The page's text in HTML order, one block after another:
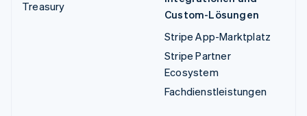
Treasury
Custom-Lösungen
Stripe App-Marktplatz
Stripe Partner
Ecosystem
Fachdienstleistungen